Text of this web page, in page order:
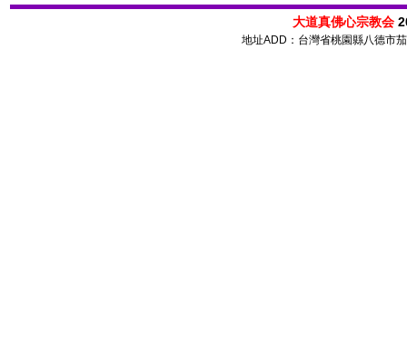
大道真佛心宗教会
地址ADD：台灣省桃園縣八德市